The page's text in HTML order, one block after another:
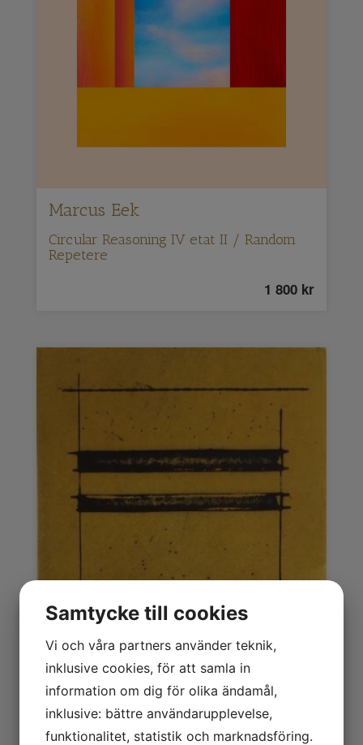
Marcus Eek
Circular Reasoning IV etat II / Random
Repetere
1 800 kr
Samtycke till cookies
Vi och våra partners använder teknik,
inklusive cookies, för att samla in
information om dig för olika ändamål,
inklusive: bättre användarupplevelse,
funktionalitet, statistik och marknadsföring.